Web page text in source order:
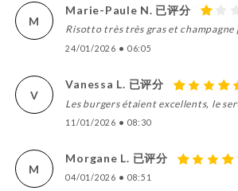
M
Marie-Paule N. 已评分
Risotto très très gras et
24/01/2026 • 06:05
V
Vanessa L. 已评分
Les burgers étaient excellents, le
11/01/2026 • 08:30
M
Morgane L. 已评分
04/01/2026 • 08:51